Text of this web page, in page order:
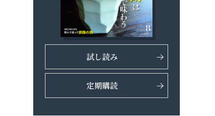
試し読み
定期購読